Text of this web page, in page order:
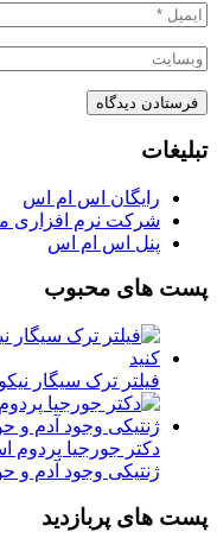
تبلیغات
رایگان اس ام اس
شرکت نرم افزاری
پنل اس ام اس
پست های محبوب
فیلتر ترک سیگار
دکتر جورجیا پردوم
ژنتیکی وجود آدم و
پست های پربازدید